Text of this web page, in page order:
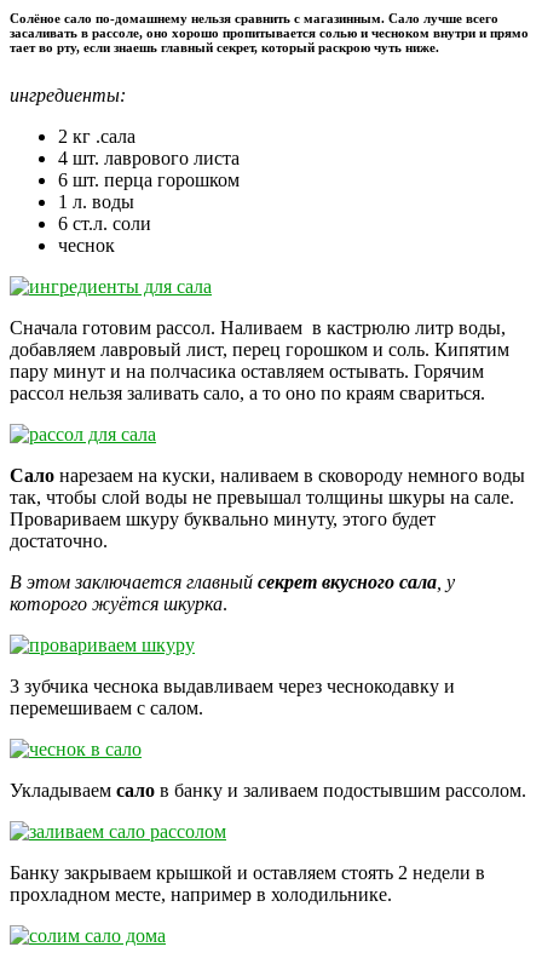
Солёное сало по-домашнему нельзя сравнить с магазинным. Сало лучше всего
засаливать в рассоле, оно хорошо пропитывается солью и чесноком внутри и прямо
тает во рту, если знаешь главный секрет, который раскрою чуть ниже.
ингредиенты:
2 кг .сала
4 шт. лаврового листа
6 шт. перца горошком
1 л. воды
6 ст.л. соли
чеснок
Сначала готовим рассол. Наливаем в кастрюлю литр воды,
добавляем лавровый лист, перец горошком и соль. Кипятим
пару минут и на полчасика оставляем остывать. Горячим
рассол нельзя заливать сало, а то оно по краям свариться.
Сало нарезаем на куски, наливаем в сковороду немного воды
так, чтобы слой воды не превышал толщины шкуры на сале.
Провариваем шкуру буквально минуту, этого будет
достаточно.
В этом заключается главный секрет вкусного сала , у
которого жуётся шкурка.
3 зубчика чеснока выдавливаем через чеснокодавку и
перемешиваем с салом.
Укладываем сало в банку и заливаем подостывшим рассолом.
Банку закрываем крышкой и оставляем стоять 2 недели в
прохладном месте, например в холодильнике.